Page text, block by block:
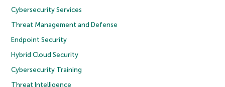
Cybersecurity Services
Threat Management and Defense
Endpoint Security
Hybrid Cloud Security
Cybersecurity Training
Threat Intelligence